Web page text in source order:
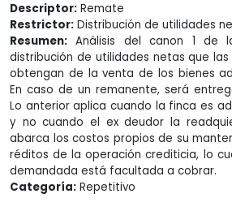
Descriptor: Remate
Restrictor: Distribución de utilidades
Resumen: Análisis del canon 1 de
distribución de utilidades netas que
obtengan de la venta de los bienes
En caso de un remanente, será
Lo anterior aplica cuando la finca es
y no cuando el ex deudor la
abarca los costos propios de su
réditos de la operación crediticia, lo
demandada está facultada a cobrar.
Categoría: Repetitivo